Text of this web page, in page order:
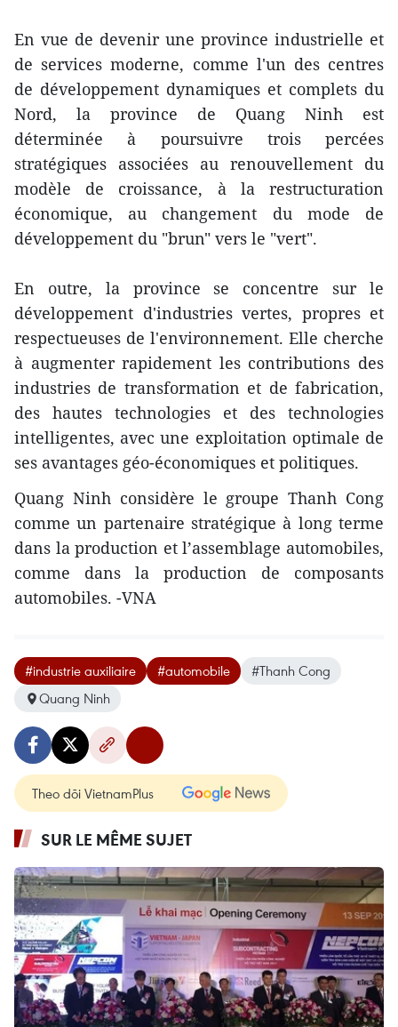
En vue de devenir une province industrielle et
de services moderne, comme l'un des centres
de développement dynamiques et complets du
Nord, la province de Quang Ninh est
déterminée à poursuivre trois percées
stratégiques associées au renouvellement du
modèle de croissance, à la restructuration
économique, au changement du mode de
développement du "brun" vers le "vert".
En outre, la province se concentre sur le
développement d'industries vertes, propres et
respectueuses de l'environnement. Elle cherche
à augmenter rapidement les contributions des
industries de transformation et de fabrication,
des hautes technologies et des technologies
intelligentes, avec une exploitation optimale de
ses avantages géo-économiques et politiques.
Quang Ninh considère le groupe Thanh Cong
comme un partenaire stratégique à long terme
dans la production et l’assemblage automobiles,
comme dans la production de composants
automobiles. -VNA
#industrie auxiliaire #automobile
#Thanh Cong
Quang Ninh
Theo dõi VietnamPlus
SUR LE MÊME SUJET